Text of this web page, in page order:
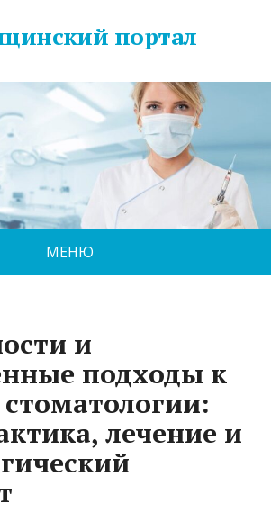
портал
МЕНЮ
и
подходы к
лечение и